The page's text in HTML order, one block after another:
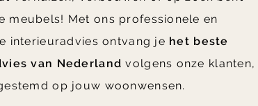
meubels! Met ons professionele en
interieuradvies ontvang je het beste
van Nederland volgens onze klanten,
op jouw woonwensen.